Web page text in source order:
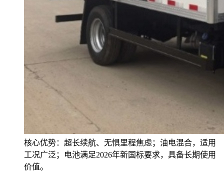
核心优势：超长续航、无惧里程焦虑；油电混合，适用
工况广泛；电池满足2026年新国标要求，具备长期使用
价值。